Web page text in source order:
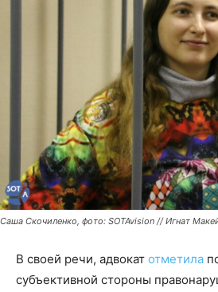
Саша Скочиленко, фото: SOTAvision // Игнат
В своей речи, адвокат отметила
субъективной стороны